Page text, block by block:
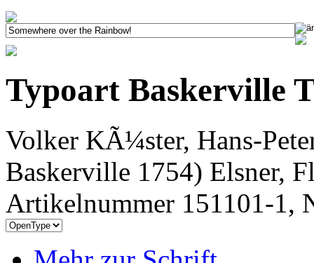
Typoart Baskerville
Volker KÃ¼ster, Hans-
Baskerville 1754) Elsner,
Artikelnummer 151101-1,